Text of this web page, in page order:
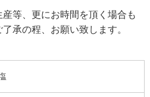
等、更にお時間を頂く場合も
承の程、お願い致します。